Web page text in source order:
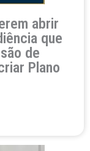
abrir
que
de
Plano